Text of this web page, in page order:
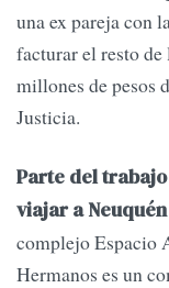
una ex pareja con
facturar el resto
millones de pesos
Justicia.
Parte del
viajar a Neuquén
complejo Espacio
Hermanos es un